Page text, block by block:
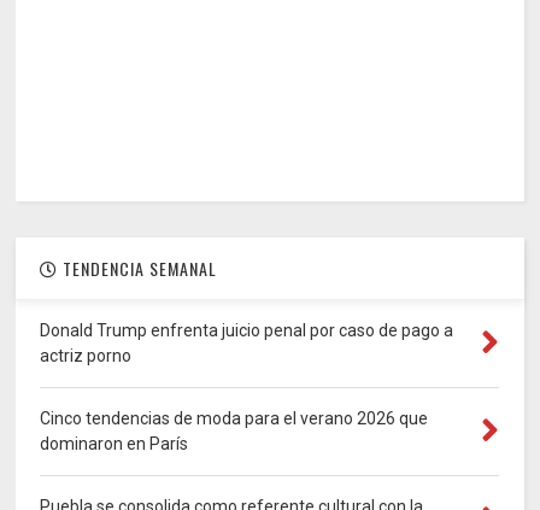
TENDENCIA SEMANAL
Donald Trump enfrenta juicio penal por caso de pago a
actriz porno
Cinco tendencias de moda para el verano 2026 que
dominaron en París